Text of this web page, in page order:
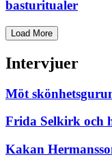
basturitualer
Load More
Intervjuer
Möt
Frida Selkirk och
Kakan